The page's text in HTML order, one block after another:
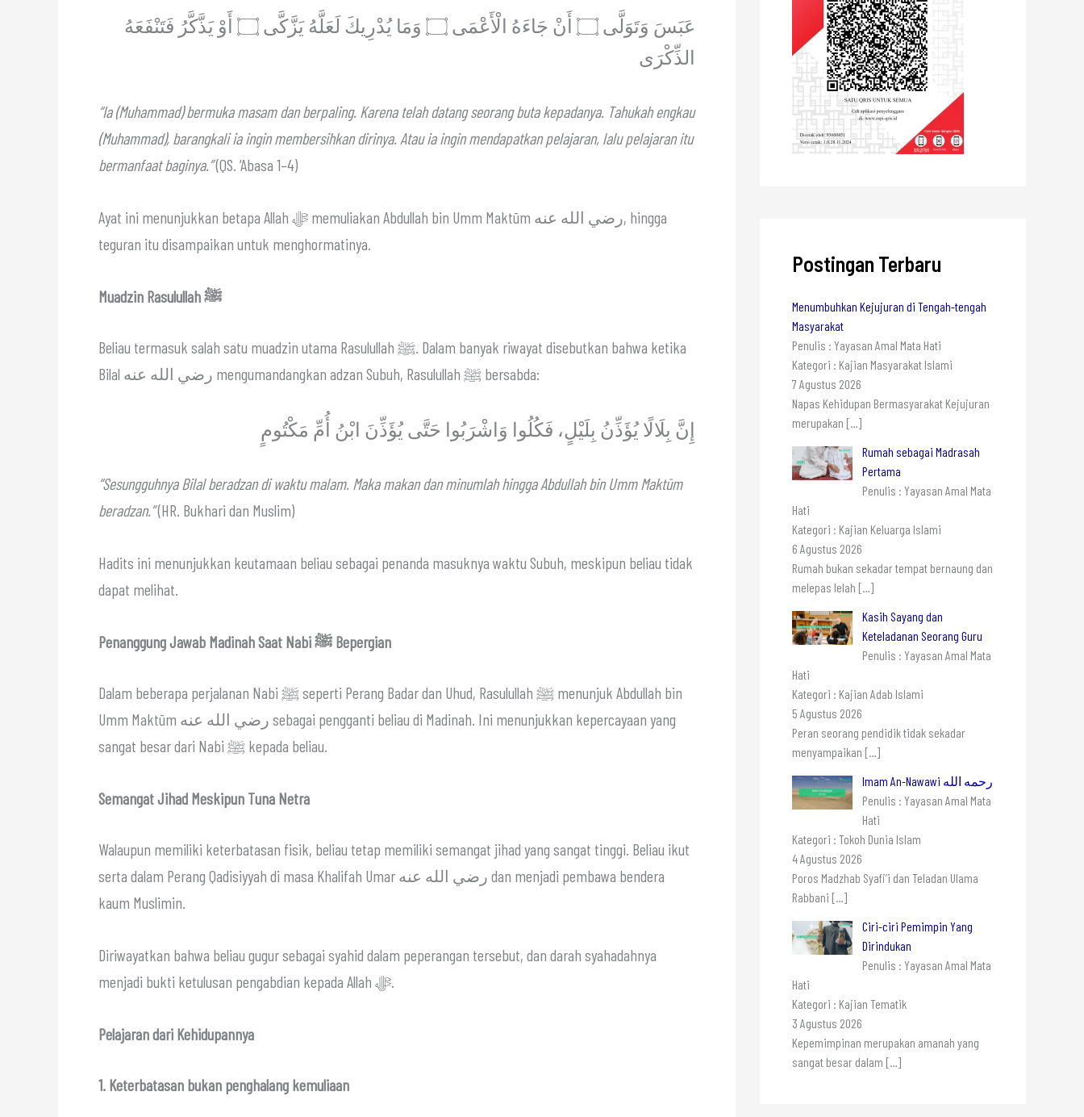
عَبَسَ وَتَوَلَّى ۝ أَنْ جَاءَهُ الْأَعْمَى ۝ وَمَا يُدْرِيكَ لَعَلَّهُ يَزَّكَّى ۝ أَوْ يَذَّكَّرُ فَتَنْفَعَهُ
الذِّكْرَى
“Ia (Muhammad) bermuka masam dan berpaling. Karena telah datang seorang buta kepadanya. Tahukah engkau
(Muhammad), barangkali ia ingin membersihkan dirinya. Atau ia ingin mendapatkan pelajaran, lalu pelajaran itu
bermanfaat baginya.”(QS. ‘Abasa 1–4)
Ayat ini menunjukkan betapa Allah ﷻ memuliakan Abdullah bin Umm Maktūm رضي الله عنه, hingga
teguran itu disampaikan untuk menghormatinya.
Muadzin Rasulullah ﷺ
Beliau termasuk salah satu muadzin utama Rasulullah ﷺ. Dalam banyak riwayat disebutkan bahwa ketika
Bilal رضي الله عنه mengumandangkan adzan Subuh, Rasulullah ﷺ bersabda:
إِنَّ بِلَالًا يُؤَذِّنُ بِلَيْلٍ، فَكُلُوا وَاشْرَبُوا حَتَّى يُؤَذِّنَ ابْنُ أُمِّ مَكْتُومٍ
“Sesungguhnya Bilal beradzan di waktu malam. Maka makan dan minumlah hingga Abdullah bin Umm Maktūm
beradzan.”(HR. Bukhari dan Muslim)
Hadits ini menunjukkan keutamaan beliau sebagai penanda masuknya waktu Subuh, meskipun beliau tidak
dapat melihat.
Penanggung Jawab Madinah Saat Nabi ﷺ Bepergian
Dalam beberapa perjalanan Nabi ﷺ seperti Perang Badar dan Uhud, Rasulullah ﷺ menunjuk Abdullah bin
Umm Maktūm رضي الله عنه sebagai pengganti beliau di Madinah. Ini menunjukkan kepercayaan yang
sangat besar dari Nabi ﷺ kepada beliau.
Semangat Jihad Meskipun Tuna Netra
Walaupun memiliki keterbatasan fisik, beliau tetap memiliki semangat jihad yang sangat tinggi. Beliau ikut
serta dalam Perang Qadisiyyah di masa Khalifah Umar رضي الله عنه dan menjadi pembawa bendera
kaum Muslimin.
Diriwayatkan bahwa beliau gugur sebagai syahid dalam peperangan tersebut, dan darah syahadahnya
Pelajaran dari Kehidupannya
1. Keterbatasan bukan penghalang kemuliaan
Postingan Terbaru
Menumbuhkan Kejujuran di Tengah-tengah
Masyarakat
Penulis : Yayasan Amal Mata Hati
Kategori : Kajian Masyarakat Islami
7 Agustus 2026
Napas Kehidupan Bermasyarakat Kejujuran
merupakan […]
Rumah sebagai Madrasah
Pertama
Penulis : Yayasan Amal Mata
Hati
Kategori : Kajian Keluarga Islami
6 Agustus 2026
Rumah bukan sekadar tempat bernaung dan
melepas lelah […]
Kasih Sayang dan
Keteladanan Seorang Guru
Penulis : Yayasan Amal Mata
Hati
Kategori : Kajian Adab Islami
5 Agustus 2026
Peran seorang pendidik tidak sekadar
menyampaikan […]
Imam An-Nawawi رحمه الله
Penulis : Yayasan Amal Mata
Hati
Kategori : Tokoh Dunia Islam
4 Agustus 2026
Poros Madzhab Syafi’i dan Teladan Ulama
Rabbani […]
Ciri-ciri Pemimpin Yang
Dirindukan
Penulis : Yayasan Amal Mata
Hati
Kategori : Kajian Tematik
3 Agustus 2026
Kepemimpinan merupakan amanah yang
sangat besar dalam […]